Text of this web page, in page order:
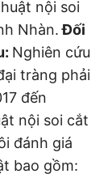
nội soi
Nhàn.Đối
Nghiên cứu
tràng phải
đến
nội soi cắt
đánh giá
bao gồm: